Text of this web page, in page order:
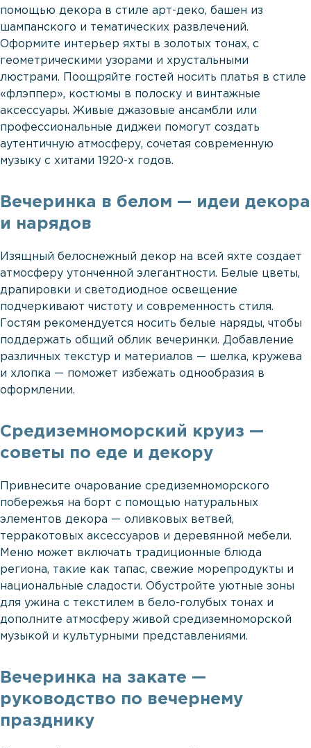
помощью декора в стиле арт-деко, башен из
шампанского и тематических развлечений.
Оформите интерьер яхты в золотых тонах, с
геометрическими узорами и хрустальными
люстрами. Поощряйте гостей носить платья в стиле
«флэппер», костюмы в полоску и винтажные
аксессуары. Живые джазовые ансамбли или
профессиональные диджеи помогут создать
аутентичную атмосферу, сочетая современную
музыку с хитами 1920-х годов.
Вечеринка в белом — идеи декора
и нарядов
Изящный белоснежный декор на всей яхте создает
атмосферу утонченной элегантности. Белые цветы,
драпировки и светодиодное освещение
подчеркивают чистоту и современность стиля.
Гостям рекомендуется носить белые наряды, чтобы
поддержать общий облик вечеринки. Добавление
различных текстур и материалов — шелка, кружева
и хлопка — поможет избежать однообразия в
оформлении.
Средиземноморский круиз —
советы по еде и декору
Привнесите очарование средиземноморского
побережья на борт с помощью натуральных
элементов декора — оливковых ветвей,
терракотовых аксессуаров и деревянной мебели.
Меню может включать традиционные блюда
региона, такие как тапас, свежие морепродукты и
национальные сладости. Обустройте уютные зоны
для ужина с текстилем в бело-голубых тонах и
дополните атмосферу живой средиземноморской
музыкой и культурными представлениями.
Вечеринка на закате —
руководство по вечернему
празднику